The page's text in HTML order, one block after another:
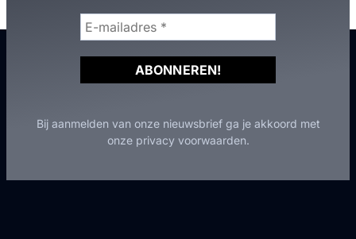
Bij aanmelden van onze nieuwsbrief ga je akkoord met
onze privacy voorwaarden.